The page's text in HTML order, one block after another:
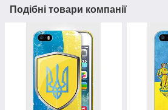
Подібні товари компанії